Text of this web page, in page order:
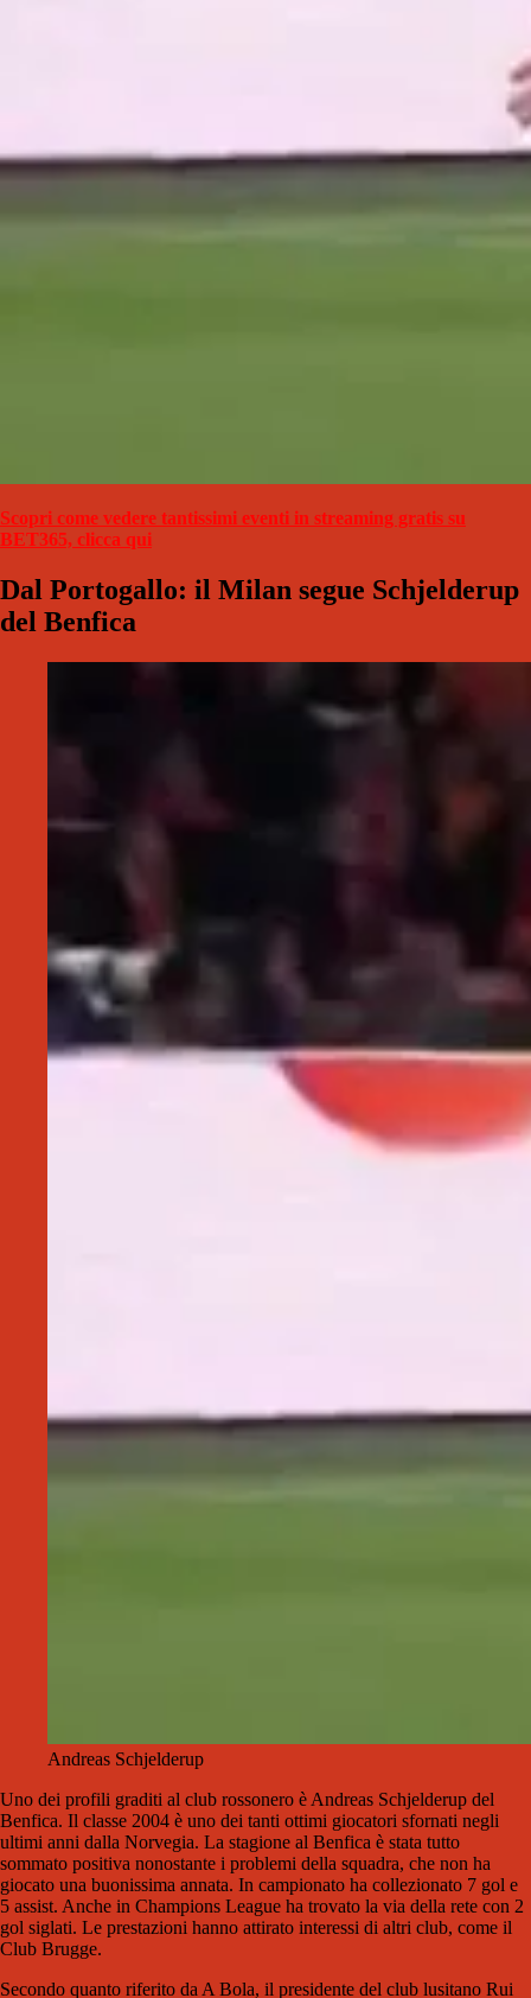
Scopri come vedere tantissimi eventi in streaming gratis su
BET365, clicca qui
Dal Portogallo: il Milan segue Schjelderup
del Benfica
Andreas Schjelderup
Uno dei profili graditi al club rossonero è Andreas Schjelderup del
Benfica. Il classe 2004 è uno dei tanti ottimi giocatori sfornati negli
ultimi anni dalla Norvegia. La stagione al Benfica è stata tutto
sommato positiva nonostante i problemi della squadra, che non ha
giocato una buonissima annata. In campionato ha collezionato 7 gol e
5 assist. Anche in Champions League ha trovato la via della rete con 2
gol siglati. Le prestazioni hanno attirato interessi di altri club, come il
Club Brugge.
Secondo quanto riferito da A Bola, il presidente del club lusitano Rui